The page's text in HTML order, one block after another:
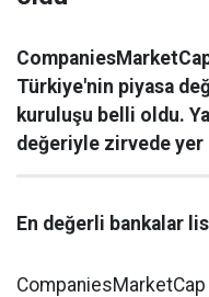
Türkiye'nin piyasa
kuruluşu belli oldu.
değeriyle zirvede yer
En değerli bankalar
CompaniesMarketCap